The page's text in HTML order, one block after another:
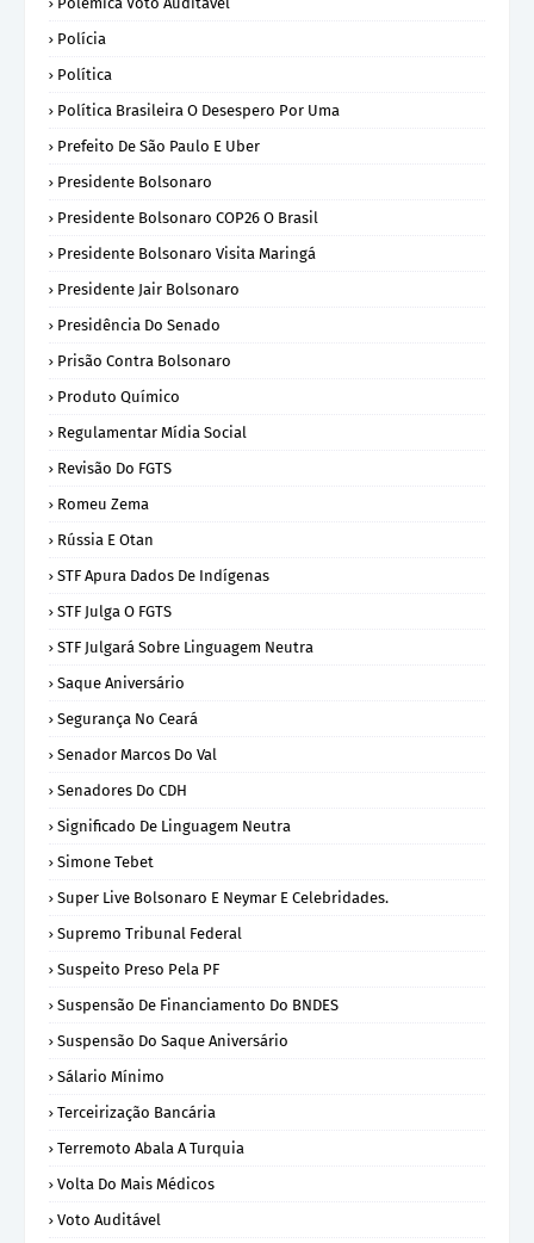
Polícia
Política
Política Brasileira O Desespero Por Uma
Prefeito De São Paulo E Uber
Presidente Bolsonaro
Presidente Bolsonaro COP26 O Brasil
Presidente Bolsonaro Visita Maringá
Presidente Jair Bolsonaro
Presidência Do Senado
Prisão Contra Bolsonaro
Produto Químico
Regulamentar Mídia Social
Revisão Do FGTS
Romeu Zema
Rússia E Otan
STF Apura Dados De Indígenas
STF Julga O FGTS
STF Julgará Sobre Linguagem Neutra
Saque Aniversário
Segurança No Ceará
Senador Marcos Do Val
Senadores Do CDH
Significado De Linguagem Neutra
Simone Tebet
Super Live Bolsonaro E Neymar E Celebridades.
Supremo Tribunal Federal
Suspeito Preso Pela PF
Suspensão De Financiamento Do BNDES
Suspensão Do Saque Aniversário
Sálario Mínimo
Terceirização Bancária
Terremoto Abala A Turquia
Volta Do Mais Médicos
Voto Auditável